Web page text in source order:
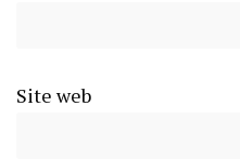
Site web